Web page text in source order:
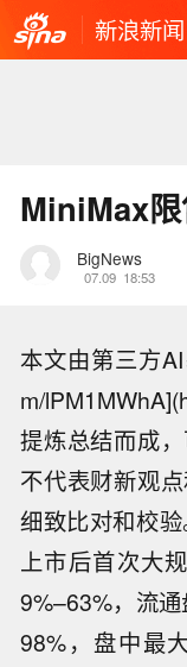
新浪新闻
MiniMax
BigNews
07.09 18:53
本文由第三方
m/
提炼总结而成
不代表财新观
细致比对和校
上市后首次大
9%–63%，流
98%，盘中最